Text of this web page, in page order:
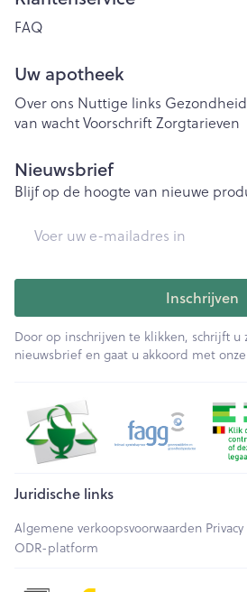
FAQ
Uw apotheek
Over ons Nuttige links
van wachtVoorschriftZorgtarieven
Nieuwsbrief
Blijf op de hoogte van nieuwe
Inschrijven
Door op inschrijven te klikken, schrijft u
nieuwsbrief en gaat u akkoord met onze
Juridische links
Algemene verkoopsvoorwaarden
ODR-platform